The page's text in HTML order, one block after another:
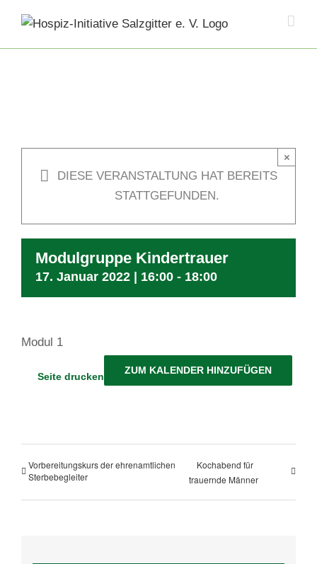
content
DIESE VERANSTALTUNG HAT BEREITS
STATTGEFUNDEN.
×
Modulgruppe Kindertrauer
17. Januar 2022 | 16:00 - 18:00
Modul 1
Seite drucken
ZUM KALENDER HINZUFÜGEN
Vorbereitungskurs der ehrenamtlichen
Sterbebegleiter
Kochabend für
trauernde Männer